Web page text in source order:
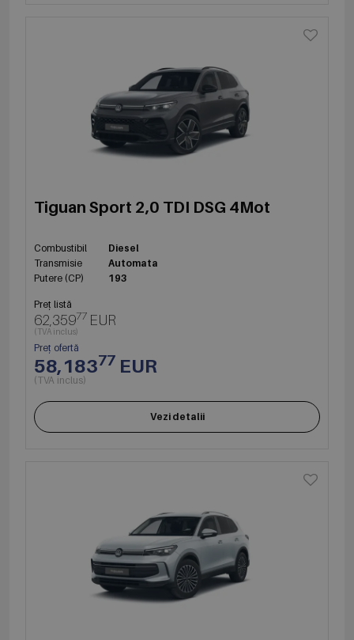
Tiguan Sport 2,0 TDI DSG 4Mot
Combustibil
Diesel
Transmisie
Automata
Putere (CP)
193
Preț listă
62,35977 EUR
(TVA inclus)
Preț ofertă
58,18377 EUR
(TVA inclus)
Vezi detalii